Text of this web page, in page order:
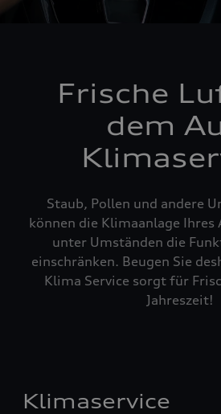
Frische
dem
Staub, Pollen und andere
können die Klimaanlage Ihres
unter Umständen die
einschränken. Beugen Sie
Klima Service sorgt für
Jahreszeit!
Klimaservice